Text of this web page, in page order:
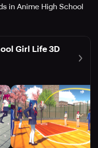
in Anime High School
Girl Life 3D